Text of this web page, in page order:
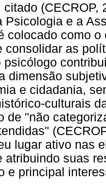
citado
Psicologia e a
colocado como
consolidar as
psicólogo
dimensão
e cidadania,
culturais
de "não
lugar ativo nas
atribuindo suas
e principal